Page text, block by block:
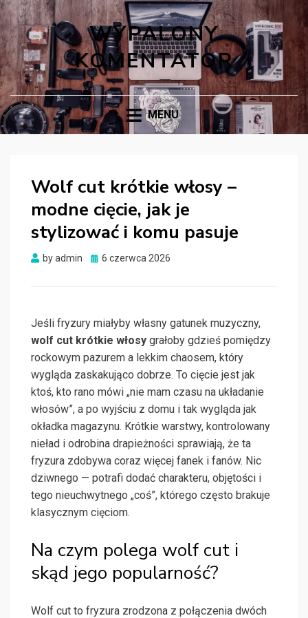
WYPALONY
KOMENTATOR
MENU
Wolf cut krótkie włosy –
modne cięcie, jak je
stylizować i komu pasuje
byadmin
Posted
6 czerwca 2026
Jeśli fryzury miałyby własny gatunek muzyczny,
wolf cut krótkie włosy grałoby gdzieś pomiędzy
rockowym pazurem a lekkim chaosem, który
wygląda zaskakująco dobrze. To cięcie jest jak
ktoś, kto rano mówi „nie mam czasu na układanie
włosów”, a po wyjściu z domu i tak wygląda jak
okładka magazynu. Krótkie warstwy, kontrolowany
nieład i odrobina drapieżności sprawiają, że ta
fryzura zdobywa coraz więcej fanek i fanów. Nic
dziwnego — potrafi dodać charakteru, objętości i
tego nieuchwytnego „coś”, którego często brakuje
klasycznym cięciom.
Na czym polega wolf cut i
skąd jego popularność?
Wolf cut to fryzura zrodzona z połączenia dwóch